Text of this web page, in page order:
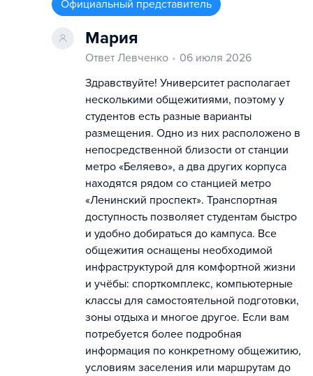
Официальный представитель
Мария
Ответ Левченко
06 июля 2026
Здравствуйте! Университет располагает
несколькими общежитиями, поэтому у
студентов есть разные варианты
размещения. Одно из них расположено в
непосредственной близости от станции
метро «Беляево», а два других корпуса
находятся рядом со станцией метро
«Ленинский проспект». Транспортная
доступность позволяет студентам быстро
и удобно добираться до кампуса. Все
общежития оснащены необходимой
инфраструктурой для комфортной жизни
и учёбы: спорткомплекс, компьютерные
классы для самостоятельной подготовки,
зоны отдыха и многое другое. Если вам
потребуется более подробная
информация по конкретному общежитию,
условиям заселения или маршрутам до